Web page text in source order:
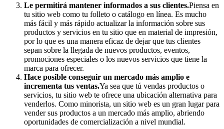
Le permitirá mantener informados a sus clientes.Piensa en
tu sitio web como tu folleto o catálogo en línea. Es mucho
más fácil y más rápido actualizar la información sobre sus
productos y servicios en tu sitio que en material de impresión,
por lo que es una manera eficaz de dejar que tus clientes
sepan sobre la llegada de nuevos productos, eventos,
promociones especiales o los nuevos servicios que tiene la
marca para ofrecer.
Hace posible conseguir un mercado más amplio e
incrementa tus ventas.Ya sea que tú vendas productos o
servicios, tu sitio web te ofrece una ubicación alternativa para
venderlos. Como minorista, un sitio web es un gran lugar para
vender sus productos a un mercado más amplio, abriendo
oportunidades de comercialización a nivel mundial.